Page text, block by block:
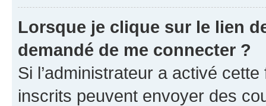
Lorsque je clique sur le lien
demandé de me connecter ?
Si l’administrateur a activé
inscrits peuvent envoyer des